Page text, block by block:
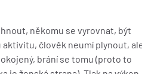
někomu se vyrovnat, být
aktivitu, člověk neumí plynout,
brání se tomu (proto to